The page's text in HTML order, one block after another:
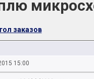
заказов
15:00